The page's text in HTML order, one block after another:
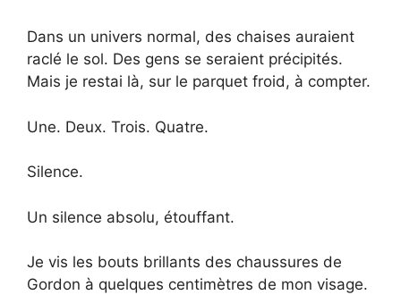
Dans un univers normal, des chaises auraient
raclé le sol. Des gens se seraient précipités.
Mais je restai là, sur le parquet froid, à compter.
Une. Deux. Trois. Quatre.
Silence.
Un silence absolu, étouffant.
Je vis les bouts brillants des chaussures de
Gordon à quelques centimètres de mon visage.